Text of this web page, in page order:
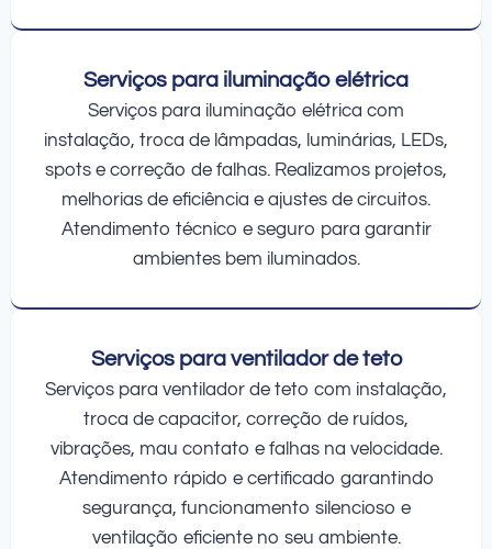
Serviços para iluminação elétrica
Serviços para iluminação elétrica com
instalação, troca de lâmpadas, luminárias, LEDs,
spots e correção de falhas. Realizamos projetos,
melhorias de eficiência e ajustes de circuitos.
Atendimento técnico e seguro para garantir
ambientes bem iluminados.
Serviços para ventilador de teto
Serviços para ventilador de teto com instalação,
troca de capacitor, correção de ruídos,
vibrações, mau contato e falhas na velocidade.
Atendimento rápido e certificado garantindo
segurança, funcionamento silencioso e
ventilação eficiente no seu ambiente.